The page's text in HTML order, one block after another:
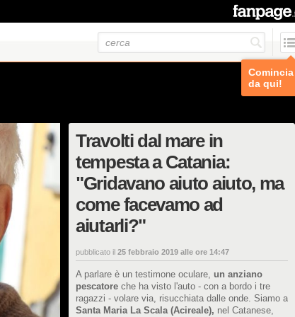
Comincia
da qui!
Travolti dal mare in
tempesta a Catania:
"Gridavano aiuto aiuto, ma
come facevamo ad
aiutarli?"
pubblicato il 25 febbraio 2019 alle ore 14:47
A parlare è un testimone oculare, un anziano
pescatore che ha visto l'auto - con a bordo i tre
ragazzi - volare via, risucchiata dalle onde. Siamo a
Santa Maria La Scala (Acireale), nel Catanese,